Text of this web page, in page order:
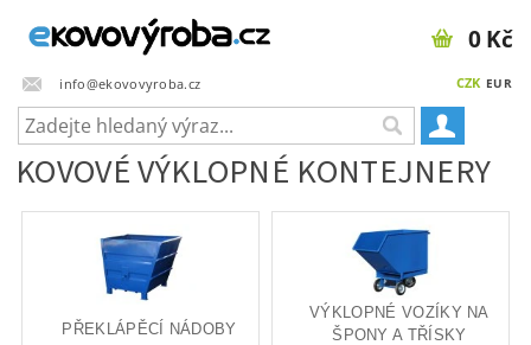
info@ekovovyroba.cz CZK EUR
0 Kč
KOVOVÉ VÝKLOPNÉ KONTEJNERY
PŘEKLÁPĚCÍ NÁDOBY
VÝKLOPNÉ VOZÍKY NA
ŠPONY A TŘÍSKY